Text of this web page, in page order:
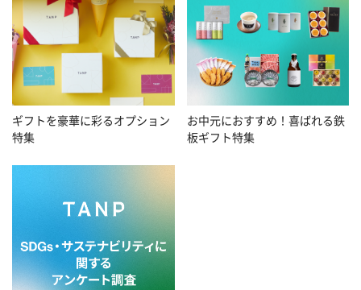
ギフトを豪華に彩るオプション
特集
お中元におすすめ！喜ばれる鉄
板ギフト特集